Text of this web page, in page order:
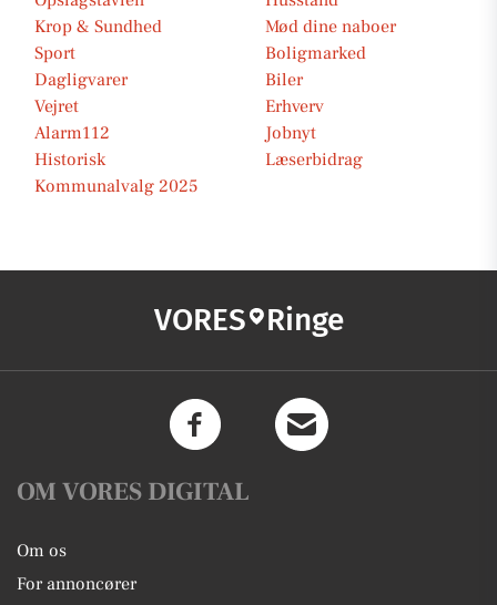
Krop & Sundhed
Mød dine naboer
Sport
Boligmarked
Dagligvarer
Biler
Vejret
Erhverv
Alarm112
Jobnyt
Historisk
Læserbidrag
Kommunalvalg 2025
VORES Ringe
OM VORES DIGITAL
Om os
For annoncører